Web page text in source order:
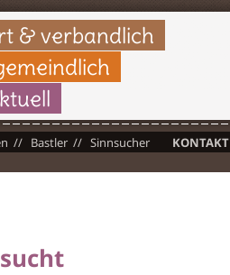
& verbandlich
Bastler Sinnsucher KONTAKT